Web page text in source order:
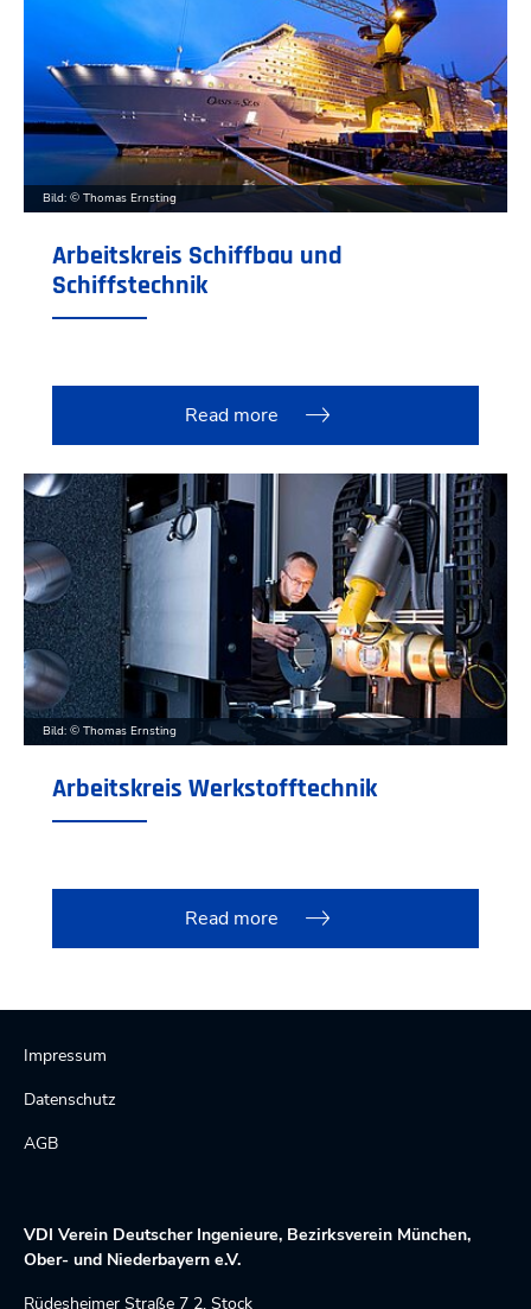
Bild: © Thomas Ernsting
Arbeitskreis Schiffbau und
Schiffstechnik
Read more
Bild: © Thomas Ernsting
Arbeitskreis Werkstofftechnik
Read more
Impressum
Datenschutz
AGB
VDI Verein Deutscher Ingenieure, Bezirksverein München,
Ober- und Niederbayern e.V.
Rüdesheimer Straße 7 2. Stock 